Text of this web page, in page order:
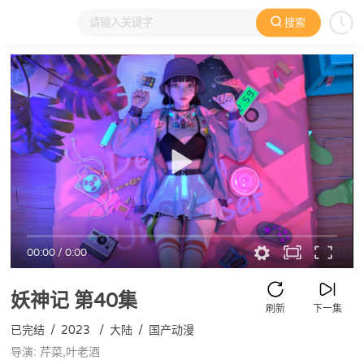
搜索
大家在看 日本动漫 国产动漫 欧美动漫 动漫电影
00:00/0:00
妖神记 第40集 下一集
刷新
已完结 / 2023 / 大陆 / 国产动漫
导演: 芹菜,叶老酒